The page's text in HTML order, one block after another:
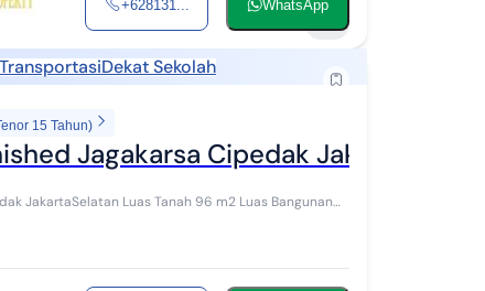
+628131... WhatsApp
Dekat Sekolah
15 Tahun)
Rumah Siap Huni Fully Furnished Jagakarsa Cipedak JakartaSelatan
96 m2 Luas Bangunan